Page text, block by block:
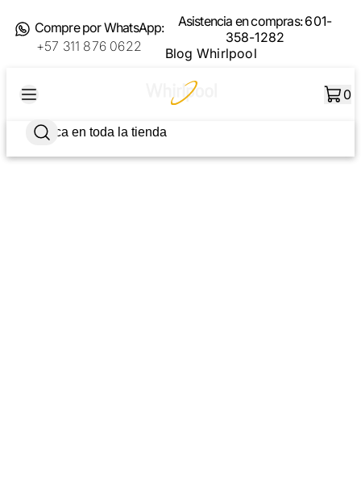
Compre por WhatsApp:
+57 311 876 0622
Asistencia en compras:601-
358-1282
Blog Whirlpool
0